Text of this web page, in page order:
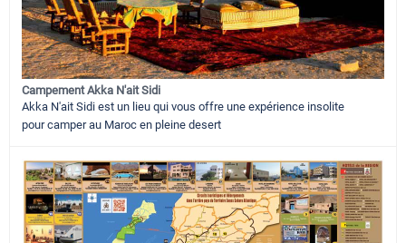
Campement Akka N'ait Sidi
Akka N'ait Sidi est un lieu qui vous offre une expérience insolite
pour camper au Maroc en pleine desert